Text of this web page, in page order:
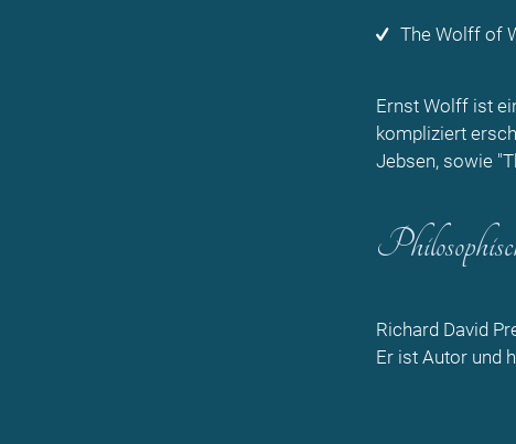
The Wolff of
Ernst Wolff ist
kompliziert
Jebsen, sowie
Richard David
Er ist Autor und